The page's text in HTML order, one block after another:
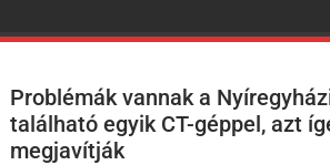
Problémák vannak a
található egyik CT-géppel, azt
megjavítják